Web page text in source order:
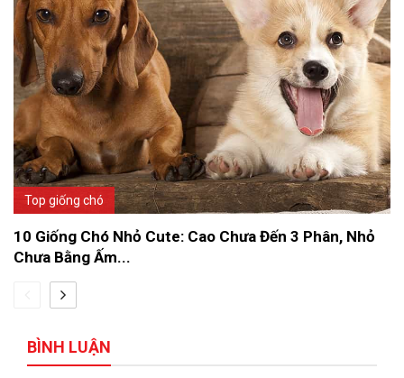
Top giống chó
10 Giống Chó Nhỏ Cute: Cao Chưa Đến 3 Phân, Nhỏ
Chưa Bằng Ấm...
BÌNH LUẬN